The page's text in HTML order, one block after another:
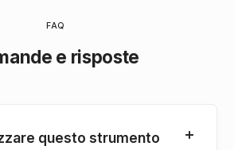
FAQ
e risposte
questo strumento